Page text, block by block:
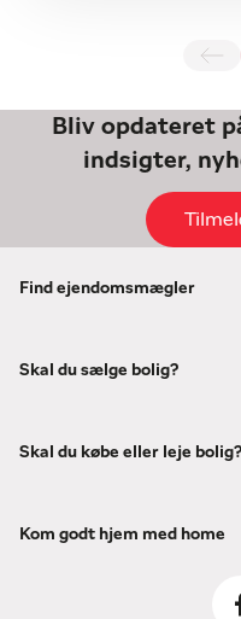
Bliv opdateret
indsigter,
Find ejendomsmægler
Skal du sælge bolig?
Skal du købe eller leje bolig?
Kom godt hjem med home